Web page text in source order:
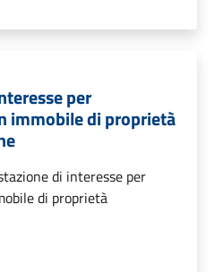
per
immobile di proprietà
di interesse per
di proprietà